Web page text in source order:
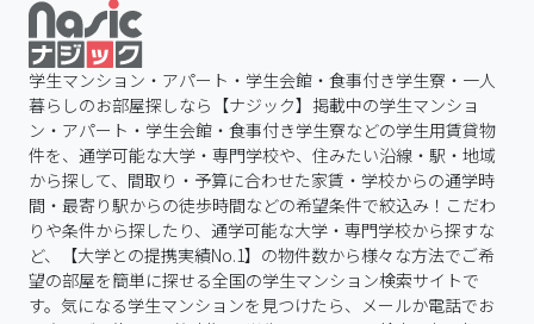
学生マンション・アパート・学生会館・食事付き学生寮・一人
暮らしのお部屋探しなら【ナジック】掲載中の学生マンショ
ン・アパート・学生会館・食事付き学生寮などの学生用賃貸物
件を、通学可能な大学・専門学校や、住みたい沿線・駅・地域
から探して、間取り・予算に合わせた家賃・学校からの通学時
間・最寄り駅からの徒歩時間などの希望条件で絞込み！こだわ
りや条件から探したり、通学可能な大学・専門学校から探すな
ど、【大学との提携実績No.1】の物件数から様々な方法でご希
望の部屋を簡単に探せる全国の学生マンション検索サイトで
す。気になる学生マンションを見つけたら、メールか電話でお